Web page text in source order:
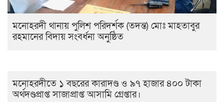
মনোহরদী থানায় পুলিশ পরিদর্শক (তদন্ত) মোঃ মাহতাবুর
রহমানের বিদায় সংবর্ধনা অনুষ্ঠিত
মনোহরদীতে ১ বছরের কারাদণ্ড ও ৯৭ হাজার ৪০০ টাকা
অর্থদণ্ডপ্রাপ্ত সাজাপ্রাপ্ত আসামি গ্রেপ্তার।